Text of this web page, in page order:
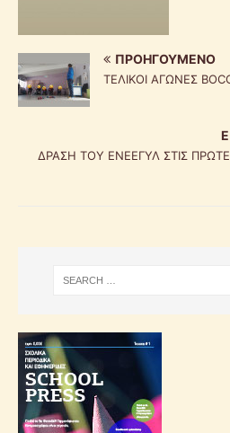
ΠΡΟΗΓΟΎΜΕΝΟ
ΤΕΛΙΚΟΙ ΑΓΩΝΕΣ
ΔΡΑΣΗ ΤΟΥ ΕΝΕΕΓΥΛ ΣΤΙΣ